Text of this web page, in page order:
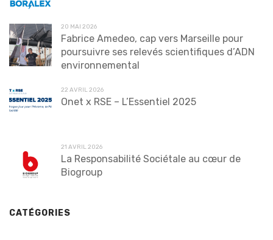
20 MAI 2026
Fabrice Amedeo, cap vers Marseille pour
poursuivre ses relevés scientifiques d’ADN
environnemental
22 AVRIL 2026
Onet x RSE – L’Essentiel 2025
21 AVRIL 2026
La Responsabilité Sociétale au cœur de
Biogroup
CATÉGORIES